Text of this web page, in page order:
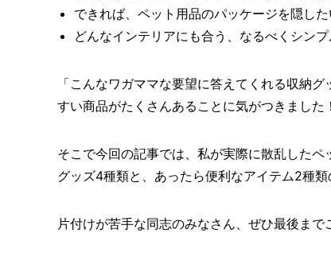
できれば、ペット用品のパッケージを隠した
どんなインテリアにも合う、なるべくシン
「こんなワガママな要望に答えてくれる収納
すい商品がたくさんあることに気がつきました！
そこで今回の記事では、私が実際に散乱した
グッズ4種類と、あったら便利なアイテム2種類
片付けが苦手な同志のみなさん、ぜひ最後まで